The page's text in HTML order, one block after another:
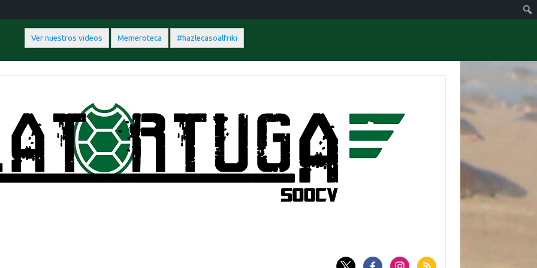
Ver nuestros videos Memeroteca #hazlecasoalfriki